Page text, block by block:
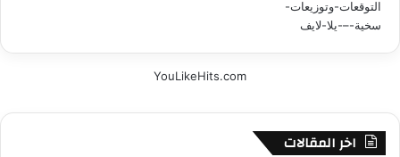
YouLikeHits.com
اخر المقالات